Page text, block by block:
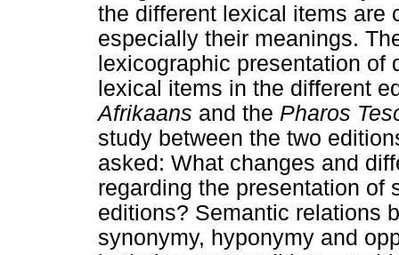
the different lexical items are
especially their meanings.
lexicographic presentation
lexical items in the different
Afrikaans and the Pharos
study between the two
asked: What changes and
regarding the presentation of
editions? Semantic relations
synonymy, hyponymy and